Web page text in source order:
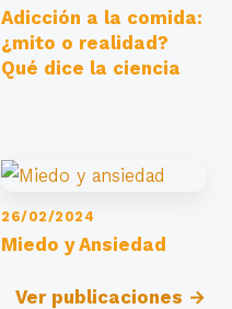
Adicción a la comida:
¿mito o realidad?
Qué dice la ciencia
26/02/2024
Miedo y Ansiedad
Ver publicaciones →